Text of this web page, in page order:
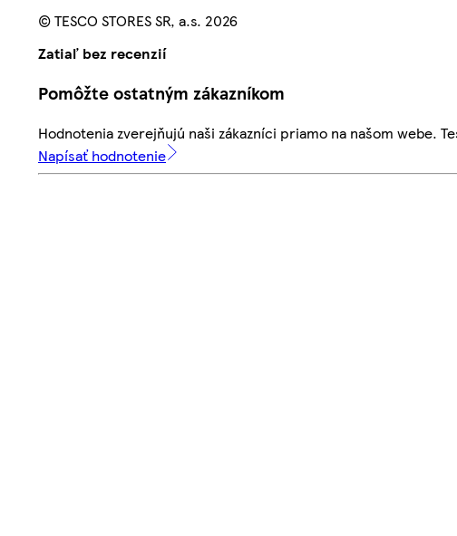
© TESCO STORES SR, a.s. 2026
Zatiaľ bez recenzií
Pomôžte ostatným zákazníkom
Hodnotenia zverejňujú naši zákazníci priamo na našom webe.
Napísať hodnotenie